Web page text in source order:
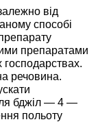
від
способі
препаратами
господарствах.
речовина.
бджіл — 4 —
польоту